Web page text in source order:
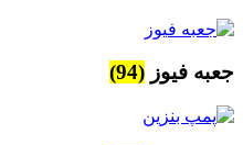
جعبه فیوز (94)